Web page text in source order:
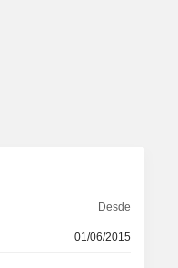
Desde
01/06/2015